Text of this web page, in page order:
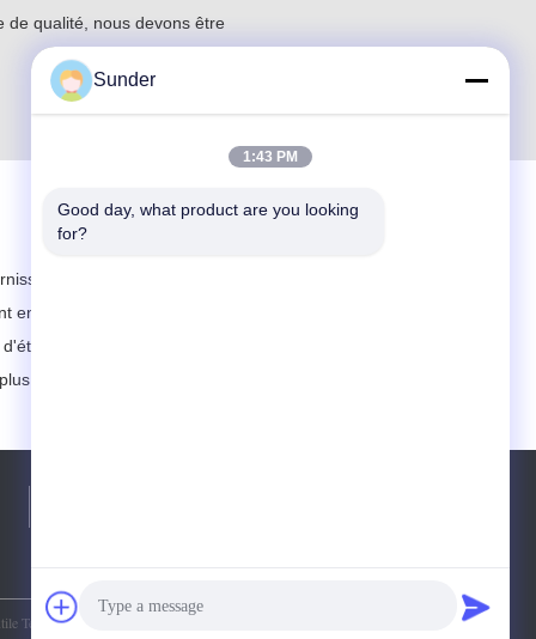
de qualité, nous devons être
le “excellent service, les prix
encore une plus grande coopération
et de maintenir la bonne relation
d'information.
Technology CO.,LTD. All Rights Reserved.
Sunder
1:43 PM
Good day, what product are you looking
for?